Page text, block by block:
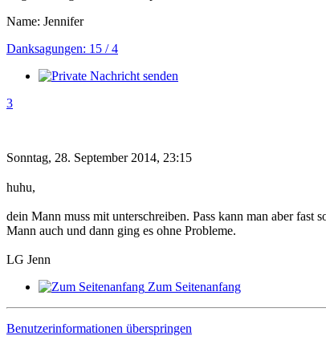
Name: Jennifer
Danksagungen: 15 / 4
3
Sonntag, 28. September 2014, 23:15
huhu,
dein Mann muss mit unterschreiben. Pass kann man aber
Mann auch und dann ging es ohne Probleme.
LG Jenn
Zum Seitenanfang
Benutzerinformationen überspringen